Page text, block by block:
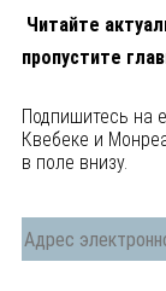
Читайте
пропустите
Подпишитесь на
Квебеке и Монреале. Введите ваш адрес
в поле внизу.